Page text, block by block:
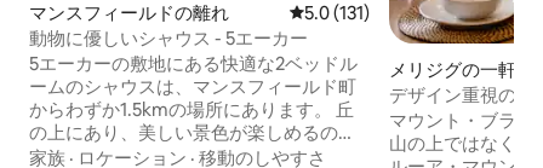
マンスフィールドの離れ レビュー131件、5つ星中5.0つ
5.0 (131)
動物に優しいシャウス - 5エーカー
5エーカーの敷地にある快適な2ベッドル
ームのシャウスは、マンスフィールド町
からわずか1.5kmの場所にあります。 丘
の上にあり、美しい景色が楽しめるの
で、リラックスしてくつろぐのに最適な
家族 · ロケーション · 移動のしやすさ
メリジグの一軒家
デザイン重視の宿
ラー山麓
マウント・ブラー
山の上ではなく、